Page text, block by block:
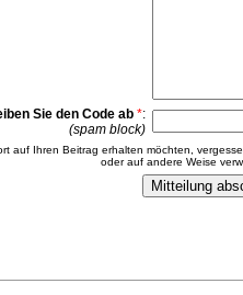
Sie den Code ab *:
(spam block)
auf Ihren Beitrag erhalten möchten,
oder auf andere Weise